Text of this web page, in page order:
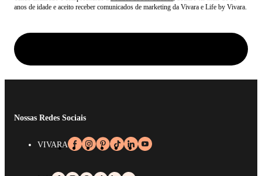
anos de idade e aceito receber comunicados de marketing da Vivara e Life by Vivara.
Nossas Redes Sociais
VIVARA